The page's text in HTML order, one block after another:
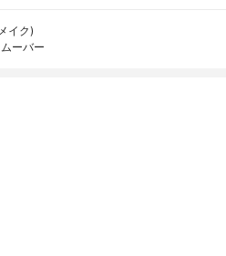
イク)
ーバー